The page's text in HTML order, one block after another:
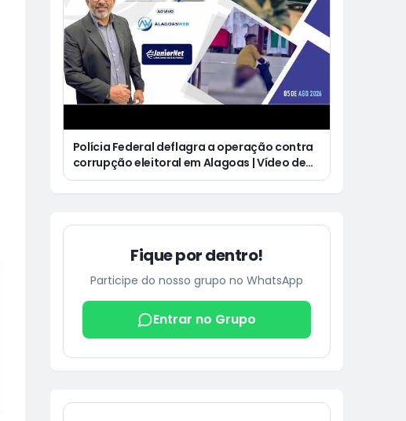
Polícia Federal deflagra a operação contra
corrupção eleitoral em Alagoas | Vídeo de
homem defecando durante missa gera
Fique por dentro!
Participe do nosso grupo no WhatsApp
Entrar no Grupo